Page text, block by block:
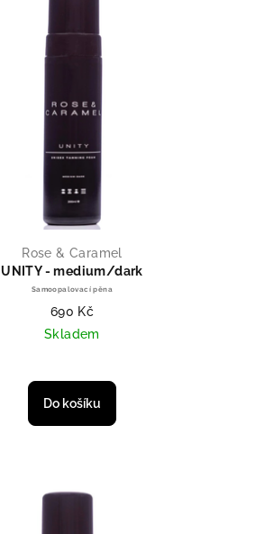
Rose & Caramel
UNITY - medium/dark
Samoopalovací pěna
690 Kč
Skladem
Do košíku